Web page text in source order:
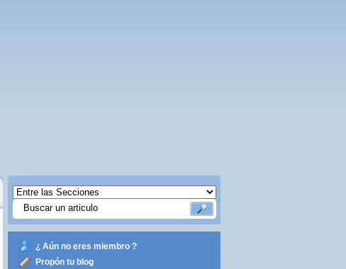
¿ Aún no eres miembro ?
Propón tu blog